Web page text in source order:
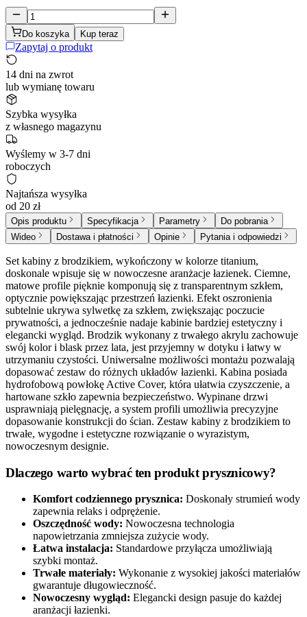
Do koszyka Kup teraz
Zapytaj o produkt
14 dni na zwrot
lub wymianę towaru
Szybka wysyłka
z własnego magazynu
Wyślemy w 3-7 dni
roboczych
Najtańsza wysyłka
od 20 zł
Opis produktu Specyfikacja Parametry
Do pobrania
Wideo
Dostawa i płatności Opinie Pytania i odpowiedzi
Set kabiny z brodzikiem, wykończony w kolorze titanium,
doskonale wpisuje się w nowoczesne aranżacje łazienek. Ciemne,
matowe profile pięknie komponują się z transparentnym szkłem,
optycznie powiększając przestrzeń łazienki. Efekt oszronienia
subtelnie ukrywa sylwetkę za szkłem, zwiększając poczucie
prywatności, a jednocześnie nadaje kabinie bardziej estetyczny i
elegancki wygląd. Brodzik wykonany z trwałego akrylu zachowuje
swój kolor i blask przez lata, jest przyjemny w dotyku i łatwy w
utrzymaniu czystości. Uniwersalne możliwości montażu pozwalają
dopasować zestaw do różnych układów łazienki. Kabina posiada
hydrofobową powłokę Active Cover, która ułatwia czyszczenie, a
hartowane szkło zapewnia bezpieczeństwo. Wypinane drzwi
usprawniają pielęgnację, a system profili umożliwia precyzyjne
dopasowanie konstrukcji do ścian. Zestaw kabiny z brodzikiem to
trwałe, wygodne i estetyczne rozwiązanie o wyrazistym,
nowoczesnym designie.
Dlaczego warto wybrać ten produkt prysznicowy?
Komfort codziennego prysznica: Doskonały strumień wody
zapewnia relaks i odprężenie.
Oszczędność wody: Nowoczesna technologia
napowietrzania zmniejsza zużycie wody.
Łatwa instalacja: Standardowe przyłącza umożliwiają
szybki montaż.
Trwałe materiały: Wykonanie z wysokiej jakości materiałów
gwarantuje długowieczność.
Nowoczesny wygląd: Elegancki design pasuje do każdej
aranżacji łazienki.